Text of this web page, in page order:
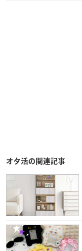
オタ活の関連記事